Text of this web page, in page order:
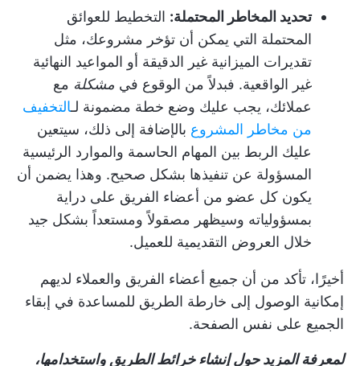
تحديد المخاطر المحتملة: التخطيط للعوائق
المحتملة التي يمكن أن تؤخر مشروعك، مثل
تقديرات الميزانية غير الدقيقة أو المواعيد النهائية
غير الواقعية. فبدلاً من الوقوع في مشكلة مع
عملائك، يجب عليك وضع خطة مضمونة لـالتخفيف
من مخاطر المشروع بالإضافة إلى ذلك، سيتعين
عليك الربط بين المهام الحاسمة والموارد الرئيسية
المسؤولة عن تنفيذها بشكل صحيح. وهذا يضمن أن
يكون كل عضو من أعضاء الفريق على دراية
بمسؤولياته وسيظهر مصقولاً ومستعداً بشكل جيد
خلال العروض التقديمية للعميل.
أخيرًا، تأكد من أن جميع أعضاء الفريق والعملاء لديهم
إمكانية الوصول إلى خارطة الطريق للمساعدة في إبقاء
الجميع على نفس الصفحة.
لمعرفة المزيد حول إنشاء خرائط الطريق واستخدامها،